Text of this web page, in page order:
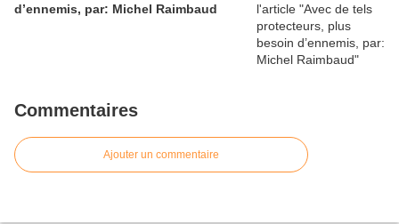
d’ennemis, par: Michel Raimbaud
Commentaires
Ajouter un commentaire